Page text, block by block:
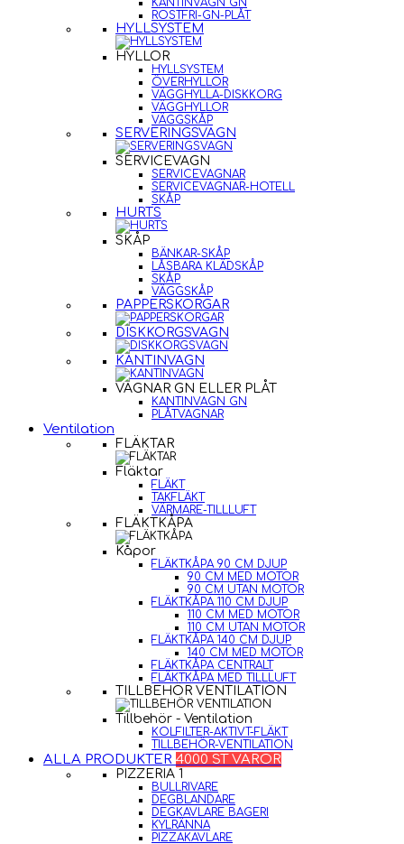
KANTINVAGN GN
ROSTFRI-GN-PLÅT
HYLLSYSTEM
HYLLOR
HYLLSYSTEM
ÖVERHYLLOR
VÄGGHYLLA-DISKKORG
VÄGGHYLLOR
VÄGGSKÅP
SERVERINGSVAGN
SERVICEVAGN
SERVICEVAGNAR
SERVICEVAGNAR-HOTELL
SKÅP
HURTS
SKÅP
BÄNKAR-SKÅP
LÅSBARA KLÄDSKÅP
SKÅP
VÄGGSKÅP
PAPPERSKORGAR
DISKKORGSVAGN
KANTINVAGN
VAGNAR GN ELLER PLÅT
KANTINVAGN GN
PLÅTVAGNAR
Ventilation
FLÄKTAR
Fläktar
FLÄKT
TAKFLÄKT
VÄRMARE-TILLLUFT
FLÄKTKÅPA
Kåpor
FLÄKTKÅPA 90 CM DJUP
90 CM MED MOTOR
90 CM UTAN MOTOR
FLÄKTKÅPA 110 CM DJUP
110 CM MED MOTOR
110 CM UTAN MOTOR
FLÄKTKÅPA 140 CM DJUP
140 CM MED MOTOR
FLÄKTKÅPA CENTRALT
FLÄKTKÅPA MED TILLLUFT
TILLBEHÖR VENTILATION
Tillbehör - Ventilation
KOLFILTER-AKTIVT-FLÄKT
TILLBEHÖR-VENTILATION
ALLA PRODUKTER 4000 ST VAROR
PIZZERIA 1
BULLRIVARE
DEGBLANDARE
DEGKAVLARE BAGERI
KYLRÄNNA
PIZZAKAVLARE